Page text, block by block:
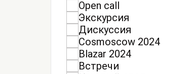
Open call
Экскурсия
Дискуссия
Cosmoscow 2024
Blazar 2024
Встречи